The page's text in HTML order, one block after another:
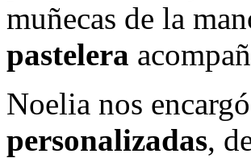
muñecas de la
pastelera
Noelia nos
personalizadas,